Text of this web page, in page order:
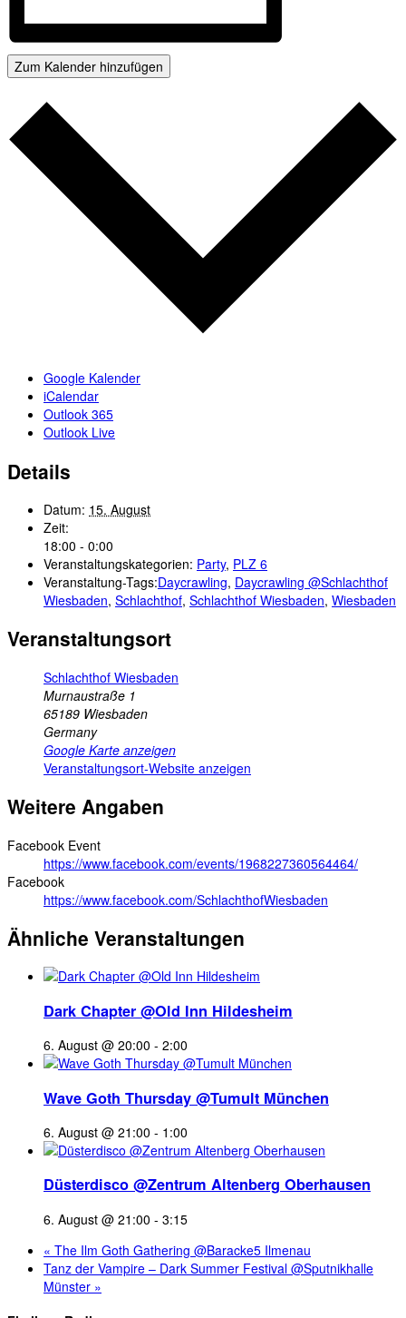
Zum Kalender hinzufügen
Google Kalender
iCalendar
Outlook 365
Outlook Live
Details
Datum: 15. August
Zeit:
18:00 - 0:00
Veranstaltungskategorien: Party, PLZ 6
Veranstaltung-Tags:Daycrawling, Daycrawling @Schlachthof
Wiesbaden, Schlachthof, Schlachthof Wiesbaden, Wiesbaden
Veranstaltungsort
Schlachthof Wiesbaden
Murnaustraße 1
65189 Wiesbaden
Germany
Google Karte anzeigen
Veranstaltungsort-Website anzeigen
Weitere Angaben
Facebook Event
https://www.facebook.com/events/1968227360564464/
Facebook
https://www.facebook.com/SchlachthofWiesbaden
Ähnliche Veranstaltungen
Dark Chapter @Old Inn Hildesheim
6. August @ 20:00 - 2:00
Wave Goth Thursday @Tumult München
6. August @ 21:00 - 1:00
Düsterdisco @Zentrum Altenberg Oberhausen
6. August @ 21:00 - 3:15
« The Ilm Goth Gathering @Baracke5 Ilmenau
Tanz der Vampire – Dark Summer Festival @Sputnikhalle
Münster »